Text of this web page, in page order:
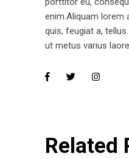
enim.Aliquam lorem
quis, feugiat a,
ut metus varius
Related